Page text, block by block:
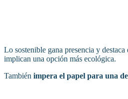
Lo sostenible gana presencia y destaca
implican una opción más ecológica.
También impera el papel para una